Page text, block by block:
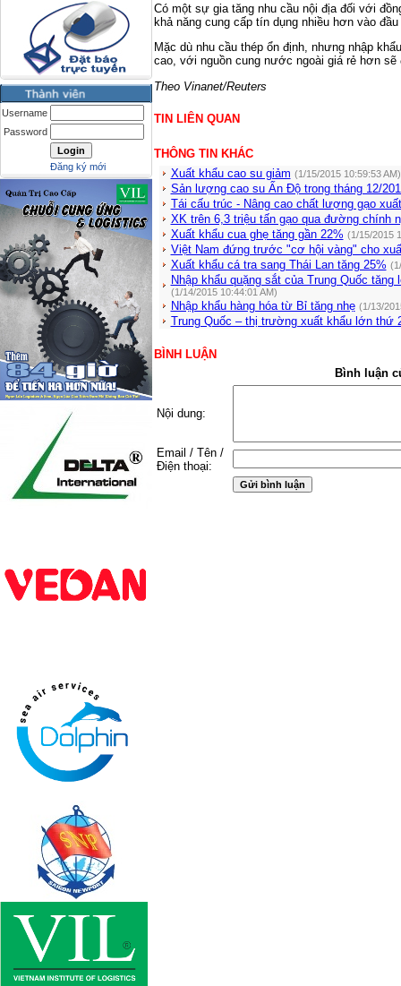
Username
Password
Đăng ký mới
Có một sự gia tăng nhu cầu nội địa đối với
khả năng cung cấp tín dụng nhiều hơn vào
Mặc dù nhu cầu thép ổn định, nhưng nhập
cao, với nguồn cung nước ngoài giá rẻ hơn
Theo Vinanet/Reuters
TIN LIÊN QUAN
THÔNG TIN KHÁC
Xuất khẩu cao su giảm (1/15/2015 10:59:53 AM)
Sản lượng cao su Ấn Độ trong tháng 12/
Tái cấu trúc - Nâng cao chất lượng gạo
XK trên 6,3 triệu tấn gạo qua đường chính
Xuất khẩu cua ghẹ tăng gần 22% (1/15/2015
Việt Nam đứng trước "cơ hội vàng" cho
Xuất khẩu cá tra sang Thái Lan tăng 25%
Nhập khẩu quặng sắt của Trung Quốc
(1/14/2015 10:44:01 AM)
Nhập khẩu hàng hóa từ Bỉ tăng nhẹ (1/13/
Trung Quốc – thị trường xuất khẩu lớn thứ
BÌNH LUẬN
Bình luận
Nội dung:
Email / Tên /
Điện thoại: